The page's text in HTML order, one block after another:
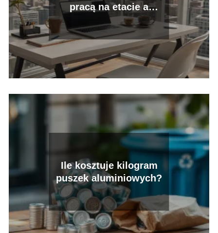
pracą na etacie a
samozatrudnieniem?
Ile kosztuje kilogram
puszek aluminiowych?